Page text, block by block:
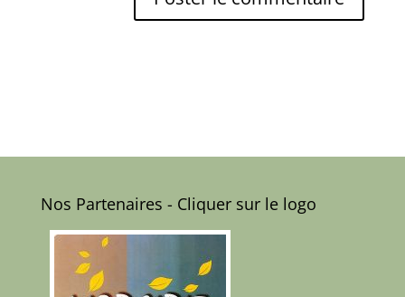
Nos Partenaires - Cliquer sur le logo